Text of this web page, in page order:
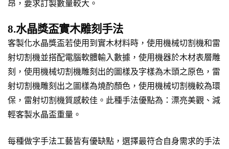
昂，要求訂製數量較大。
8.水晶獎盃實木雕刻手法
客製化水晶獎盃若使用到實木材料時，使用機械切割機和雷
射切割機並搭配電腦軟體輸入數據，使用機器於木材表層雕
刻，使用機械切割機雕刻出的圖樣及字樣為木頭之原色，雷
射切割機雕刻出之圖樣為燒酌顏色，使用機械切割機較為環
保，雷射切割機質感較佳。此種手法優點為：漂亮美觀、減
輕客製水晶盃重量。
每種做字手法工藝皆有優缺點，選擇最符合自身需求的手法